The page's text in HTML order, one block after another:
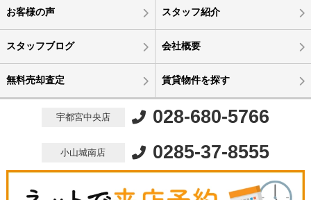
お客様の声 スタッフ紹介
スタッフブログ 会社概要
無料売却査定 賃貸物件を探す
宇都宮中央店 028-680-5766
小山城南店 0285-37-8555